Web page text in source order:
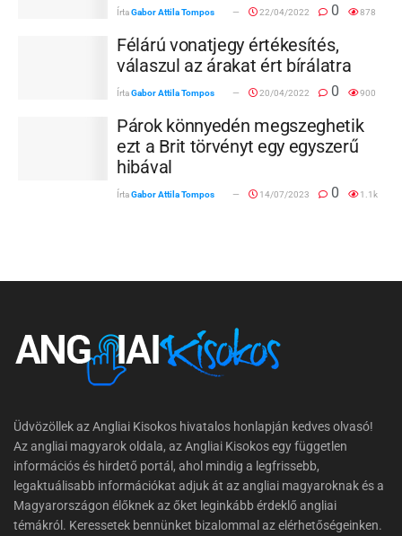
ÍrtaGabor Attila Tompos 22/04/2022 0 878
Félárú vonatjegy értékesítés,
válaszul az árakat ért bírálatra
ÍrtaGabor Attila Tompos 20/04/2022 0 900
Párok könnyedén megszeghetik
ezt a Brit törvényt egy egyszerű
hibával
ÍrtaGabor Attila Tompos 14/07/2023 0 1.1k
Üdvözöllek az Angliai Kisokos hivatalos honlapján kedves olvasó!
Az angliai magyarok oldala, az Angliai Kisokos egy független
információs és hirdető portál, ahol mindig a legfrissebb,
legaktuálisabb információkat adjuk át az angliai magyaroknak és a
Magyarországon élőknek az őket leginkább érdeklő angliai
témákról. Keressetek bennünket bizalommal az elérhetőségeinken.